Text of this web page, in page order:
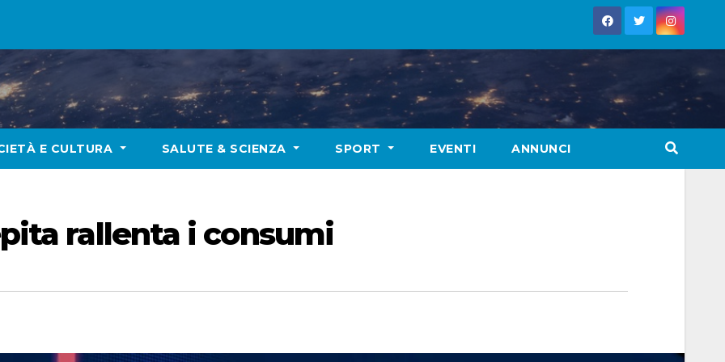
E CULTURA SALUTE & SCIENZA SPORT EVENTI ANNUNCI
rallenta i consumi